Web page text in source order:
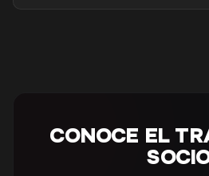
CONOCE EL